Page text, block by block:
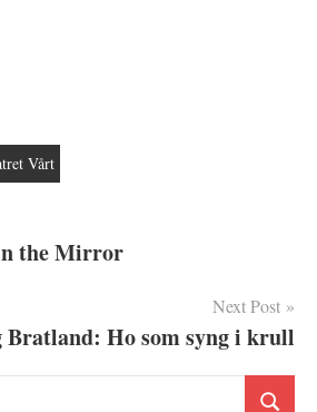
Vårt
the Mirror
Next Post
Ho som syng i krull